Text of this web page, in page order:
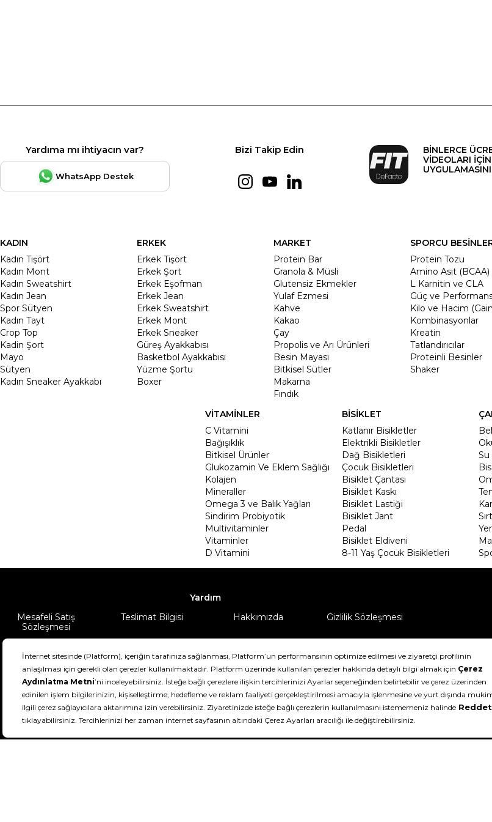
Yardıma mı ihtiyacın var?
WhatsApp Destek
Bizi Takip Edin
BİNLERCE
VİDEOLARI
UYGULAMASINI
KADIN
Kadın Tişört
Kadın Mont
Kadın Sweatshirt
Kadın Jean
Spor Sütyen
Kadın Tayt
Crop Top
Kadin Şort
Mayo
Sütyen
Kadın Sneaker Ayakkabı
ERKEK
Erkek Tişört
Erkek Şort
Erkek Eşofman
Erkek Jean
Erkek Sweatshirt
Erkek Mont
Erkek Sneaker
Güreş Ayakkabısı
Basketbol Ayakkabısı
Yüzme Şortu
Boxer
MARKET
Protein Bar
Granola & Müsli
Glutensiz Ekmekler
Yulaf Ezmesi
Kahve
Kakao
Çay
Propolis ve Arı Ürünleri
Besin Mayası
Bitkisel Sütler
Makarna
Fındık
SPORCU
Protein Tozu
Amino Asit (BCAA)
L Karnitin ve CLA
Güç ve
Kilo ve Hacim
Kombinasyonlar
Kreatin
Tatlandırıcılar
Proteinli Besinler
Shaker
VİTAMİNLER
C Vitamini
Bağışıklık
Bitkisel Ürünler
Glukozamin Ve Eklem Sağlığı
Kolajen
Mineraller
Omega 3 ve Balık Yağları
Sindirim Probiyotik
Multivitaminler
Vitaminler
D Vitamini
BİSİKLET
Katlanır Bisikletler
Elektrikli Bisikletler
Dağ Bisikletleri
Çocuk Bisikletleri
Bisiklet Çantası
Bisiklet Kaskı
Bisiklet Lastiği
Bisiklet Jant
Pedal
Bisiklet Eldiveni
8-11 Yaş Çocuk Bisikletleri
Su
Yardım
Mesafeli Satış
Sözleşmesi
Teslimat Bilgisi Hakkımızda Gizlilik Sözleşmesi
DeFactoFIT ©️ 2022-2026. Tüm hakları saklıdır.